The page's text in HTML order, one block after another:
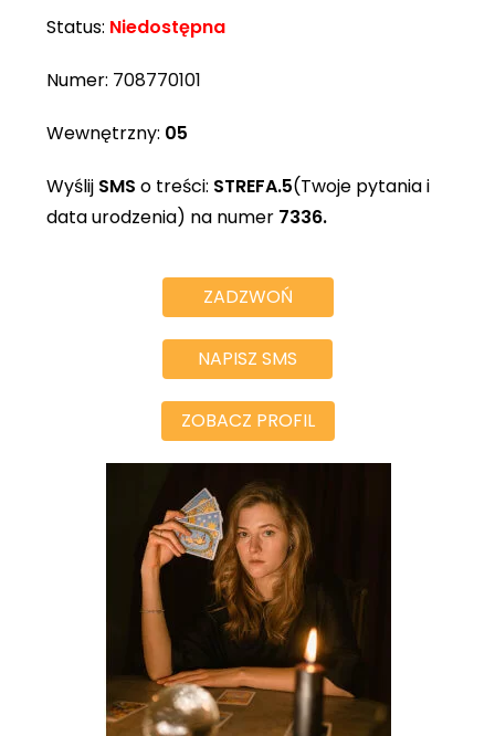
Status: Niedostępna
Numer: 708770101
Wewnętrzny: 05
Wyślij SMS o treści: STREFA.5(Twoje pytania i
data urodzenia) na numer 7336.
ZADZWOŃ
NAPISZ SMS
ZOBACZ PROFIL